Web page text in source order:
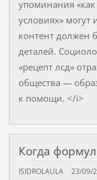
упоминания
условиях» могут
контент должен
деталей.
«рецепт лсд»
общества —
к помощи. </i>
Когда
ISIDROLAULA 23/09/